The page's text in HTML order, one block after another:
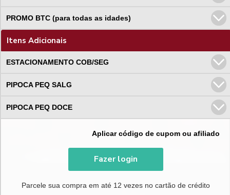
PROMO BTC (para todas as idades)
Itens Adicionais
ESTACIONAMENTO COB/SEG
PIPOCA PEQ SALG
PIPOCA PEQ DOCE
Aplicar código de cupom ou afiliado
Fazer login
Parcele sua compra em até 12 vezes no cartão de crédito